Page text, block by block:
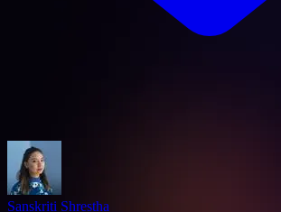
Sanskriti Shrestha